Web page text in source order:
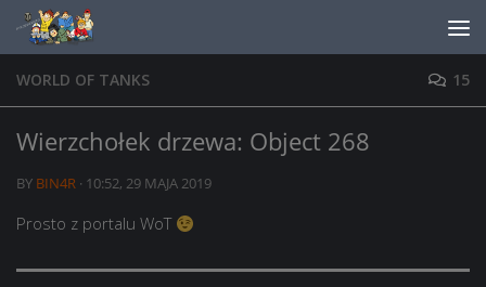
Skip to content
WORLD OF TANKS 15
Wierzchołek drzewa: Object 268
BY BIN4R · 10:52, 29 MAJA 2019
Prosto z portalu WoT